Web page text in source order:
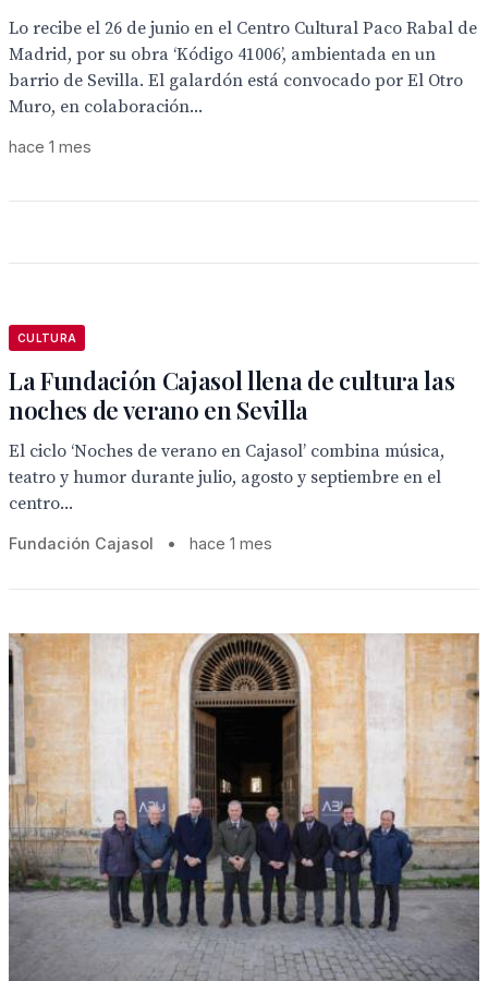
Lo recibe el 26 de junio en el Centro Cultural Paco Rabal de
Madrid, por su obra ‘Kódigo 41006’, ambientada en un
barrio de Sevilla. El galardón está convocado por El Otro
Muro, en colaboración...
hace 1 mes
CULTURA
La Fundación Cajasol llena de cultura las
noches de verano en Sevilla
El ciclo ‘Noches de verano en Cajasol’ combina música,
teatro y humor durante julio, agosto y septiembre en el
centro...
Fundación Cajasol • hace 1 mes